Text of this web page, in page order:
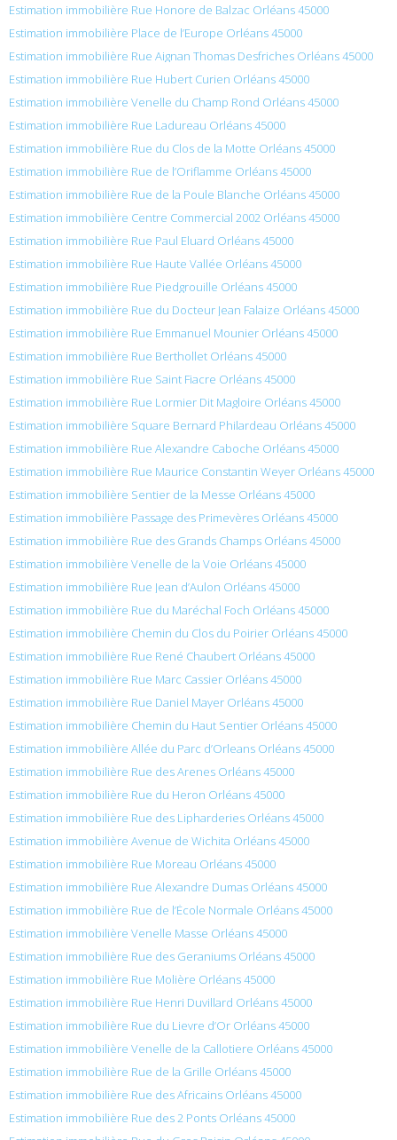
Estimation immobilière Rue Honore de Balzac Orléans 45000
Estimation immobilière Place de l’Europe Orléans 45000
Estimation immobilière Rue Aignan Thomas Desfriches Orléans 45000
Estimation immobilière Rue Hubert Curien Orléans 45000
Estimation immobilière Venelle du Champ Rond Orléans 45000
Estimation immobilière Rue Ladureau Orléans 45000
Estimation immobilière Rue du Clos de la Motte Orléans 45000
Estimation immobilière Rue de l’Oriflamme Orléans 45000
Estimation immobilière Rue de la Poule Blanche Orléans 45000
Estimation immobilière Centre Commercial 2002 Orléans 45000
Estimation immobilière Rue Paul Eluard Orléans 45000
Estimation immobilière Rue Haute Vallée Orléans 45000
Estimation immobilière Rue Piedgrouille Orléans 45000
Estimation immobilière Rue du Docteur Jean Falaize Orléans 45000
Estimation immobilière Rue Emmanuel Mounier Orléans 45000
Estimation immobilière Rue Berthollet Orléans 45000
Estimation immobilière Rue Saint Fiacre Orléans 45000
Estimation immobilière Rue Lormier Dit Magloire Orléans 45000
Estimation immobilière Square Bernard Philardeau Orléans 45000
Estimation immobilière Rue Alexandre Caboche Orléans 45000
Estimation immobilière Rue Maurice Constantin Weyer Orléans 45000
Estimation immobilière Sentier de la Messe Orléans 45000
Estimation immobilière Passage des Primevères Orléans 45000
Estimation immobilière Rue des Grands Champs Orléans 45000
Estimation immobilière Venelle de la Voie Orléans 45000
Estimation immobilière Rue Jean d’Aulon Orléans 45000
Estimation immobilière Rue du Maréchal Foch Orléans 45000
Estimation immobilière Chemin du Clos du Poirier Orléans 45000
Estimation immobilière Rue René Chaubert Orléans 45000
Estimation immobilière Rue Marc Cassier Orléans 45000
Estimation immobilière Rue Daniel Mayer Orléans 45000
Estimation immobilière Chemin du Haut Sentier Orléans 45000
Estimation immobilière Allée du Parc d’Orleans Orléans 45000
Estimation immobilière Rue des Arenes Orléans 45000
Estimation immobilière Rue du Heron Orléans 45000
Estimation immobilière Rue des Lipharderies Orléans 45000
Estimation immobilière Avenue de Wichita Orléans 45000
Estimation immobilière Rue Moreau Orléans 45000
Estimation immobilière Rue Alexandre Dumas Orléans 45000
Estimation immobilière Rue de l’École Normale Orléans 45000
Estimation immobilière Venelle Masse Orléans 45000
Estimation immobilière Rue des Geraniums Orléans 45000
Estimation immobilière Rue Molière Orléans 45000
Estimation immobilière Rue Henri Duvillard Orléans 45000
Estimation immobilière Rue du Lievre d’Or Orléans 45000
Estimation immobilière Venelle de la Callotiere Orléans 45000
Estimation immobilière Rue de la Grille Orléans 45000
Estimation immobilière Rue des Africains Orléans 45000
Estimation immobilière Rue des 2 Ponts Orléans 45000